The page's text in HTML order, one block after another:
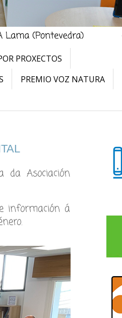
PROXECTOS
PREMIO VOZ NATURA
Asociación
información á